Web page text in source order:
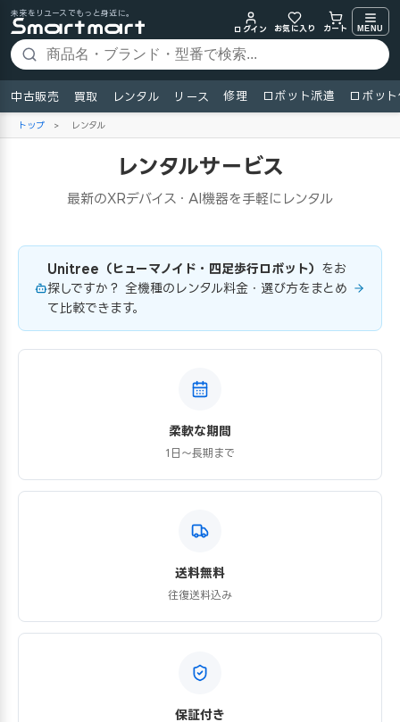
未来をリユースでもっと身近に。
ログイン
お気に入り カート MENU
中古販売 買取 レンタル リース 修理 ロボット派遣 ロボッ
トップ > レンタル
レンタルサービス
最新のXRデバイス・AI機器を手軽にレンタル
Unitree（ヒューマノイド・四足歩行ロボット） をお
探しですか？ 全機種のレンタル料金・選び方をまとめ
て比較できます。
柔軟な期間
1日〜長期まで
送料無料
往復送料込み
保証付き